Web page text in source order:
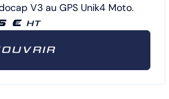
V3 au GPS Unik4 Moto.
€ HT